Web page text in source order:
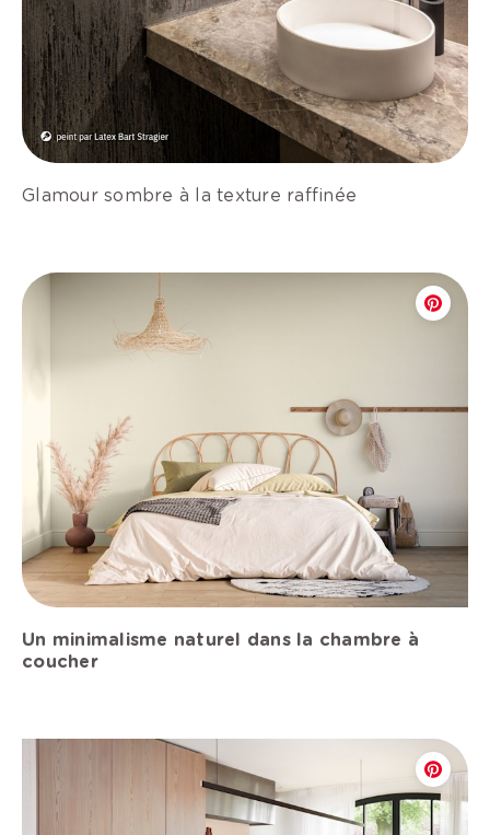
Glamour sombre à la texture raffinée
Un minimalisme naturel dans la chambre à
coucher